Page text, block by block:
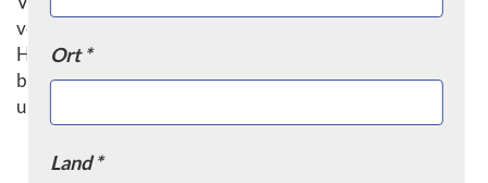
verschiedener Materialien. Mit der richtigen
Handhabung und Pflege können Schleifstifte dazu
beitragen, qualitativ hochwertige Ergebnisse zu erzielen
und die Effizienz in der Werkstatt zu steigern.
Ort *
Land *